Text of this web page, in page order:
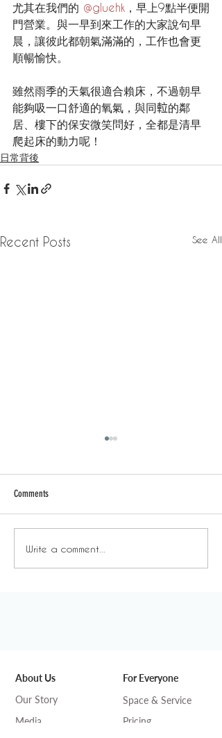
尤其在我們的 @gluehk ，早上9點半便開
門營業。與一早到來工作的大家說句早
晨，讓彼此都朝氣滿滿的，工作也會更
順暢愉快。
雖然雨季的天氣很適合賴床，不過朝早
能夠吸一口舒適的氧氣，與同𨋢的鄰
居、樓下的保安微笑問好，全都是清早
爬起床的動力呢！
日常背後
Recent Posts See All
日常背後 - 放飯時間
Comments
Write a comment...
About Us
Our Story
Media
For Everyone
Space & Service
Pricing